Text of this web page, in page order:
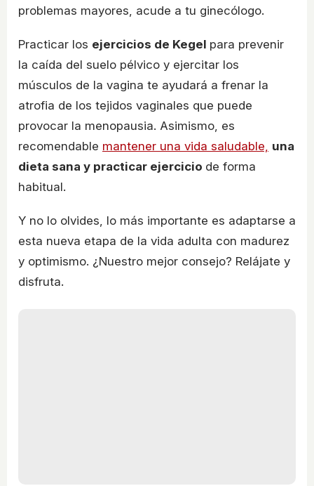
problemas mayores, acude a tu ginecólogo.
Practicar los ejercicios de Kegel para prevenir
la caída del suelo pélvico y ejercitar los
músculos de la vagina te ayudará a frenar la
atrofia de los tejidos vaginales que puede
provocar la menopausia. Asimismo, es
recomendable mantener una vida saludable, una
dieta sana y practicar ejercicio de forma
habitual.
Y no lo olvides, lo más importante es adaptarse a
esta nueva etapa de la vida adulta con madurez
y optimismo. ¿Nuestro mejor consejo? Relájate y
disfruta.